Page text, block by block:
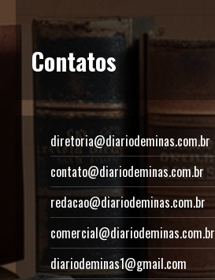
Contatos
diretoria@diariodeminas.com.br
contato@diariodeminas.com.br
redacao@diariodeminas.com.br
comercial@diariodeminas.com.br
diariodeminas1@gmail.com